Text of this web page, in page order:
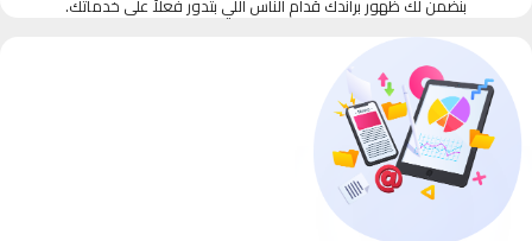
بنضمن لك ظهور براندك قدام الناس اللي بتدور فعلاً على خدماتك.